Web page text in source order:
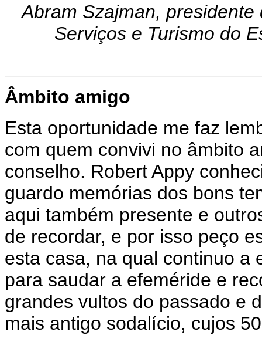
Abram Szajman,
Serviços e Turismo do
Âmbito amigo
Esta oportunidade me faz
com quem convivi no âmbito
conselho. Robert Appy
guardo memórias dos bons
aqui também presente e
de recordar, e por isso peço
esta casa, na qual continuo a
para saudar a efeméride e
grandes vultos do passado e
mais antigo sodalício, cujos